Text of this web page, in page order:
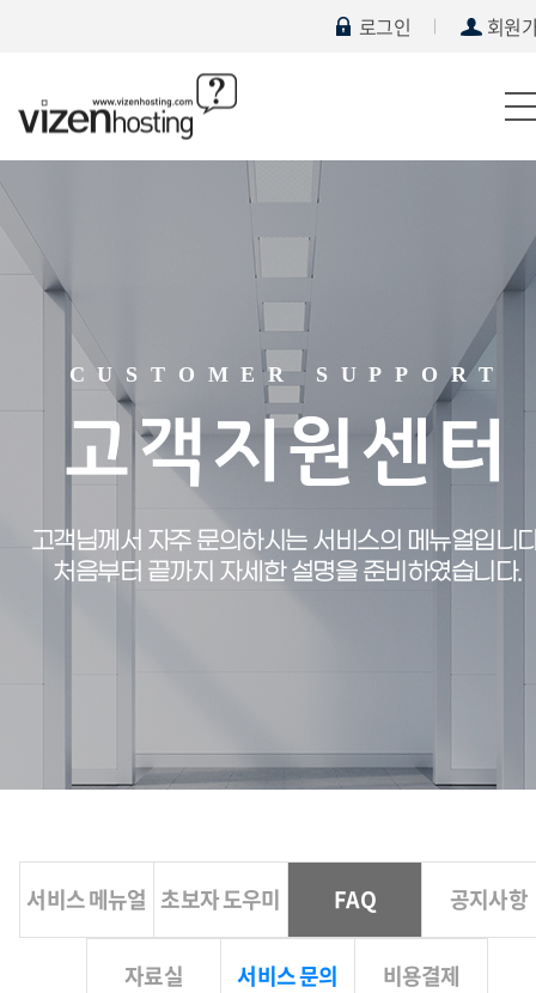
로그인 회원
CUSTOMER SUPPORT
고객지원센터
고객님께서 자주 문의하시는 서비스의 메뉴얼입니
처음부터 끝까지 자세한 설명을 준비하였습니다.
서비스 메뉴얼 초보자 도우미 FAQ 공지사항
자료실 서비스 문의 비용결제